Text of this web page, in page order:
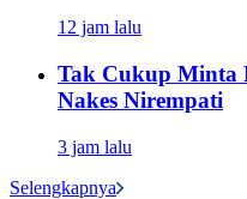
12 jam lalu
Tak Cukup Minta
Nakes Nirempati
3 jam lalu
Selengkapnya